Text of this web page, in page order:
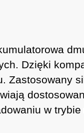
Dzięki
Zastosowany
w